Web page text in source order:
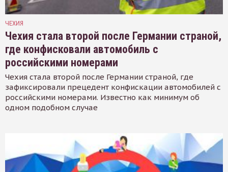
ЧЕХИЯ
Чехия стала второй после Германии страной,
где конфисковали автомобиль с
российскими номерами
Чехия стала второй после Германии страной, где
зафиксировали прецедент конфискации автомобилей с
российскими номерами. Известно как минимум об
одном подобном случае